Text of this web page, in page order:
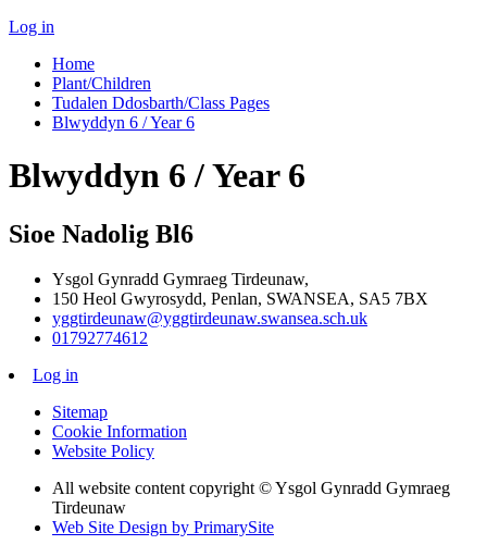
Log in
Home
Plant/Children
Tudalen Ddosbarth/Class Pages
Blwyddyn 6 / Year 6
Blwyddyn 6 / Year 6
Sioe Nadolig Bl6
Ysgol Gynradd Gymraeg Tirdeunaw,
150 Heol Gwyrosydd, Penlan, SWANSEA, SA5 7BX
yggtirdeunaw@yggtirdeunaw.swansea.sch.uk
01792774612
Log in
Sitemap
Cookie Information
Website Policy
All website content copyright © Ysgol Gynradd Gymraeg
Tirdeunaw
Web Site Design by PrimarySite